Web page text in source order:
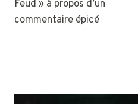
Feud » à propos d’un
commentaire épicé